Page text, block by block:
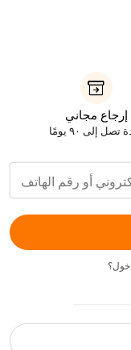
إرجاع مجاني
تصل إلى ٩٠ يومًا